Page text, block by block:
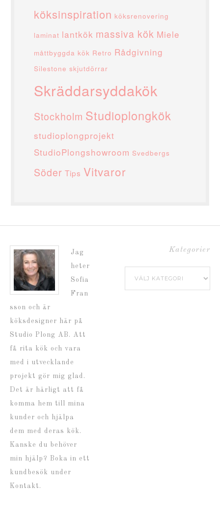
köksinspiration köksrenovering
laminat lantkök massiva kök Miele
måttbyggda kök Retro Rådgivning
Silestone skjutdörrar
Skräddarsyddakök
Stockholm Studioplongkök
studioplongprojekt
StudioPlongshowroom Svedbergs
Söder Tips Vitvaror
Jag
heter
Sofia
Fran
sson och är
köksdesigner här på
Studio Plong AB. Att
få rita kök och vara
med i utvecklande
projekt gör mig glad.
Det är härligt att få
komma hem till mina
kunder och hjälpa
dem med deras kök.
Kanske du behöver
min hjälp? Boka in ett
kundbesök under
Kontakt.
Kategorier
Kategorier